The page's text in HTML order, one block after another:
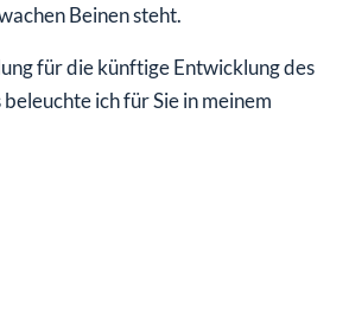
Beinen steht.
für die künftige Entwicklung des
ich für Sie in meinem